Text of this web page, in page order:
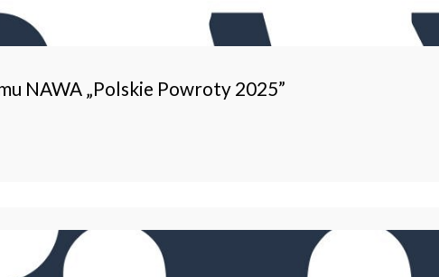
NAWA „Polskie Powroty 2025”